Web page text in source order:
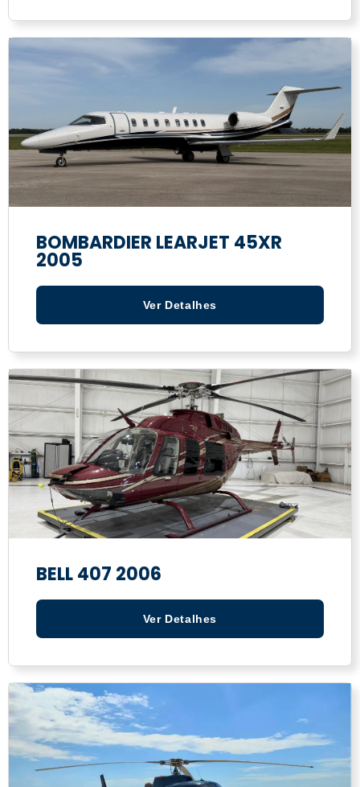
BOMBARDIER LEARJET 45XR
2005
Ver Detalhes
BELL 407 2006
Ver Detalhes